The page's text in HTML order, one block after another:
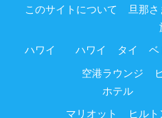
このサイトについて 旦那
ハワイ ハワイ タイ ベ
空港ラウンジ
ホテル
マリオット ヒルト